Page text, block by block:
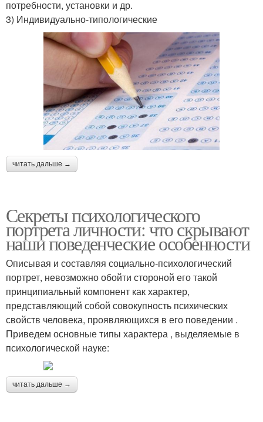
потребности, установки и др.
3) Индивидуально-типологические
читать дальше →
Секреты психологического
портрета личности: что скрывают
наши поведенческие особенности
Описывая и составляя социально-психологический
портрет, невозможно обойти стороной его такой
принципиальный компонент как характер,
представляющий собой совокупность психических
свойств человека, проявляющихся в его поведении .
Приведем основные типы характера , выделяемые в
психологической науке:
читать дальше →